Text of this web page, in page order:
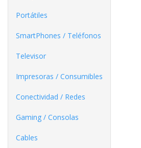
Portátiles
SmartPhones / Teléfonos
Televisor
Impresoras / Consumibles
Conectividad / Redes
Gaming / Consolas
Cables